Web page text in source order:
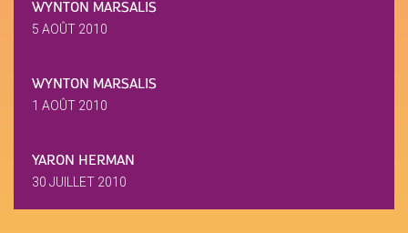
WYNTON MARSALIS
5 AOÛT 2010
WYNTON MARSALIS
1 AOÛT 2010
YARON HERMAN
30 JUILLET 2010